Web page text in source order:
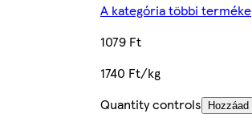
A kategória többi terméke
1079 Ft
1740 Ft/kg
Quantity controls
Hozzáad